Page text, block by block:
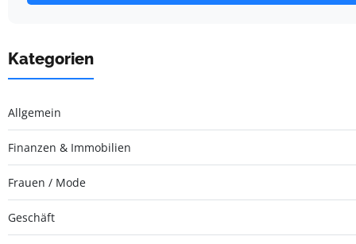
Kategorien
Allgemein
Finanzen & Immobilien
Frauen / Mode
Geschäft